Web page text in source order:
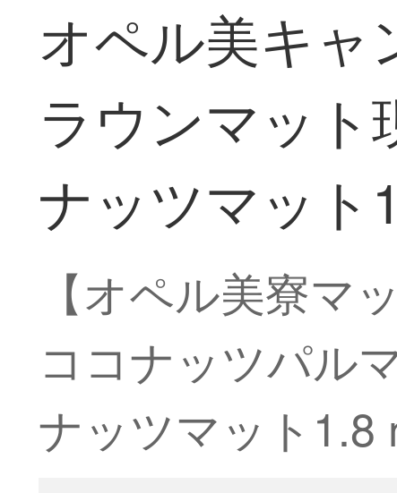
オペル美キャ
ラウンマット
ナッツマット
【オペル美寮マ
ココナッツパル
ナッツマット1.8